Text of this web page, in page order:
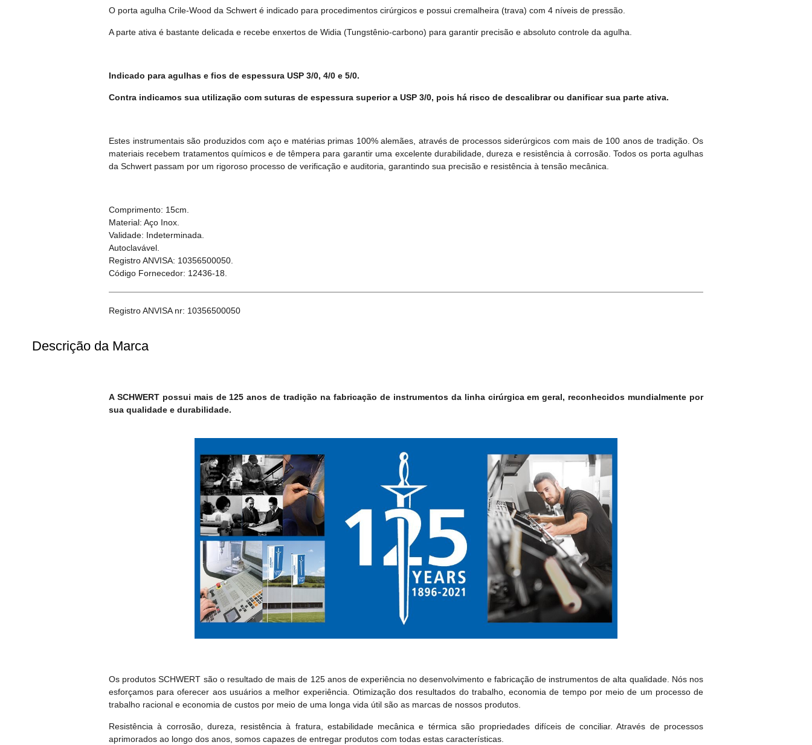
O porta agulha Crile-Wood da Schwert é indicado para procedimentos cirúrgicos e possui cremalheira (trava) com 4 níveis de pressão.
A parte ativa é bastante delicada e recebe enxertos de Widia (Tungstênio-carbono) para garantir precisão e absoluto controle da agulha.
Indicado para agulhas e fios de espessura USP 3/0, 4/0 e 5/0.
Contra indicamos sua utilização com suturas de espessura superior a USP 3/0, pois há risco de descalibrar ou danificar sua parte ativa.
Estes instrumentais são produzidos com aço e matérias primas 100% alemães, através de processos siderúrgicos com mais de 100 anos de tradição. Os
materiais recebem tratamentos químicos e de têmpera para garantir uma excelente durabilidade, dureza e resistência à corrosão. Todos os porta agulhas
da Schwert passam por um rigoroso processo de verificação e auditoria, garantindo sua precisão e resistência à tensão mecânica.
Comprimento: 15cm.
Material: Aço Inox.
Validade: Indeterminada.
Autoclavável.
Registro ANVISA: 10356500050.
Código Fornecedor: 12436-18.
Registro ANVISA nr: 10356500050
Descrição da Marca
A SCHWERT possui mais de 125 anos de tradição na fabricação de instrumentos da linha cirúrgica em geral, reconhecidos mundialmente por
sua qualidade e durabilidade.
Os produtos SCHWERT são o resultado de mais de 125 anos de experiência no desenvolvimento e fabricação de instrumentos de alta qualidade. Nós nos
esforçamos para oferecer aos usuários a melhor experiência. Otimização dos resultados do trabalho, economia de tempo por meio de um processo de
trabalho racional e economia de custos por meio de uma longa vida útil são as marcas de nossos produtos.
Resistência à corrosão, dureza, resistência à fratura, estabilidade mecânica e térmica são propriedades difíceis de conciliar. Através de processos
aprimorados ao longo dos anos, somos capazes de entregar produtos com todas estas características.